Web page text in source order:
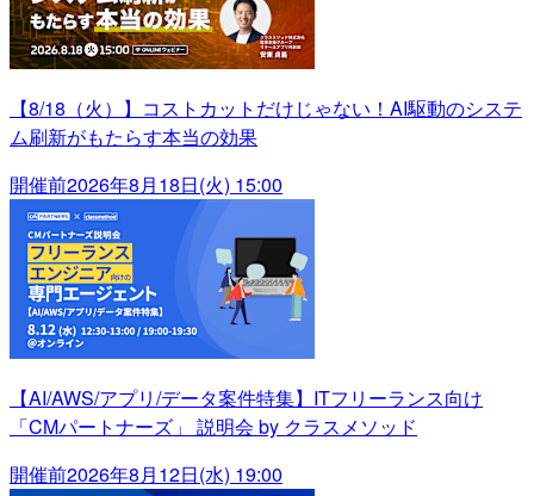
【8/18（火）】コストカットだけじゃない！AI駆動のシステ
ム刷新がもたらす本当の効果
開催前2026年8月18日(火) 15:00
【AI/AWS/アプリ/データ案件特集】ITフリーランス向け
「CMパートナーズ」 説明会 by クラスメソッド
開催前2026年8月12日(水) 19:00